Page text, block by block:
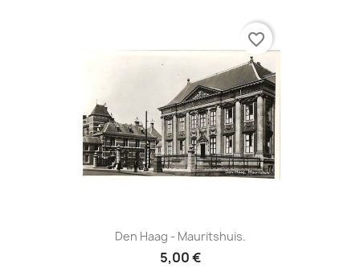
Den Haag - Mauritshuis.
5,00 €
favorite_border